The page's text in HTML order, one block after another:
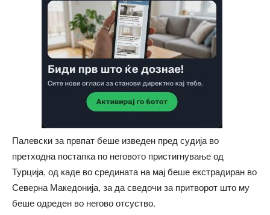
Палевски за првпат беше изведен пред судија во
претходна постапка по неговото пристигнување од
Турција, од каде во средината на мај беше екстрадиран во
Северна Македонија, за да сведочи за притворот што му
беше одреден во негово отсуство.